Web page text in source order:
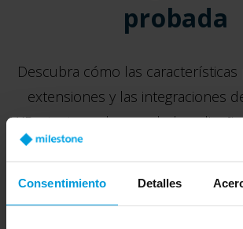
Consentimiento Detalles
probada
Descubra cómo las características
extensiones y las integraciones
XProtect pueden ayudarle a
seguridad adecuado para